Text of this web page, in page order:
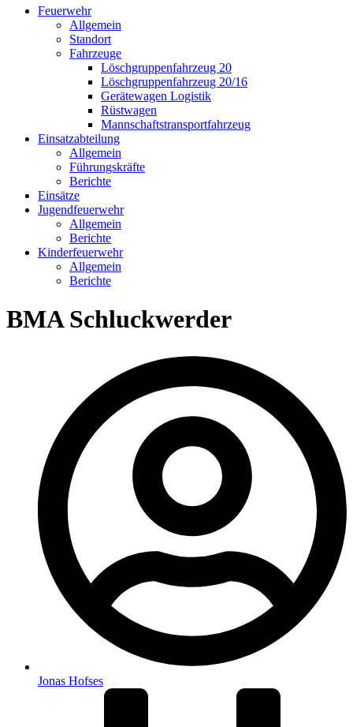
Feuerwehr
Allgemein
Standort
Fahrzeuge
Löschgruppen­fahrzeug 20
Lösch­gruppen­fahrzeug 20/16
Geräte­wagen Logistik
Rüst­wagen
Mannschafts­transportfahrzeug
Einsatz­abteilung
Allgemein
Führungs­kräfte
Berichte
Einsätze
Jugend­feuerwehr
Allgemein
Berichte
Kinder­feuerwehr
Allgemein
Berichte
BMA Schluckwerder
Jonas Hofses